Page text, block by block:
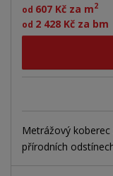
od 607 Kč za m2
od 2 428 Kč za bm
Metrážový
přírodních